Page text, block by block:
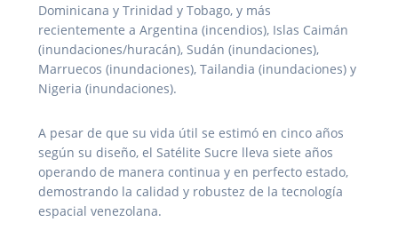
Dominicana y Trinidad y Tobago, y más
recientemente a Argentina (incendios), Islas Caimán
(inundaciones/huracán), Sudán (inundaciones),
Marruecos (inundaciones), Tailandia (inundaciones) y
Nigeria (inundaciones).
A pesar de que su vida útil se estimó en cinco años
según su diseño, el Satélite Sucre lleva siete años
operando de manera continua y en perfecto estado,
demostrando la calidad y robustez de la tecnología
espacial venezolana.